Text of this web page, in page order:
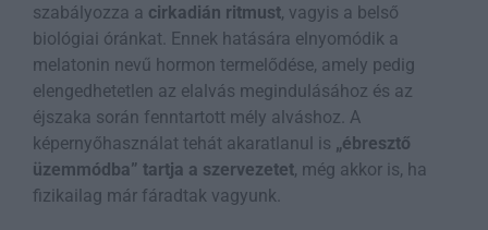
szabályozza a cirkadián ritmust, vagyis a belső
biológiai óránkat. Ennek hatására elnyomódik a
melatonin nevű hormon termelődése, amely pedig
elengedhetetlen az elalvás megindulásához és az
éjszaka során fenntartott mély alváshoz. A
képernyőhasználat tehát akaratlanul is „ébresztő
üzemmódba” tartja a szervezetet, még akkor is, ha
fizikailag már fáradtak vagyunk.